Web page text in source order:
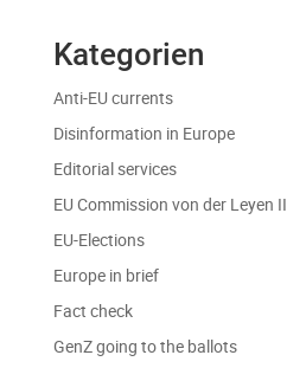
Kategorien
Anti-EU currents
Disinformation in Europe
Editorial services
EU Commission von der Leyen II
EU-Elections
Europe in brief
Fact check
GenZ going to the ballots